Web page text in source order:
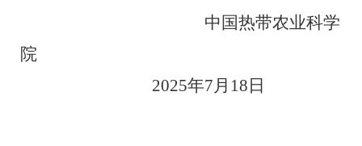
中国热带农业科学
院
2025年7月 18 日